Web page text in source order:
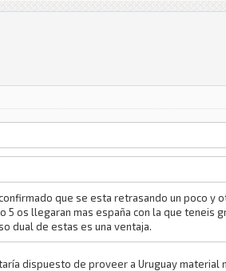
que se esta retrasando un poco
5 os llegaran mas españa con la que teneis
dual de estas es una ventaja.
dispuesto de proveer a Uruguay